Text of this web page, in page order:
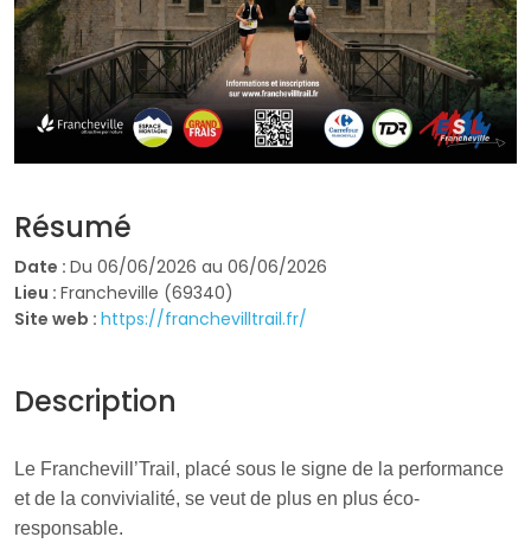
Résumé
Date : Du 06/06/2026 au 06/06/2026
Lieu : Francheville (69340)
Site web : https://franchevilltrail.fr/
Description
Le Franchevill’Trail, placé sous le signe de la performance
et de la convivialité, se veut de plus en plus éco-
responsable.